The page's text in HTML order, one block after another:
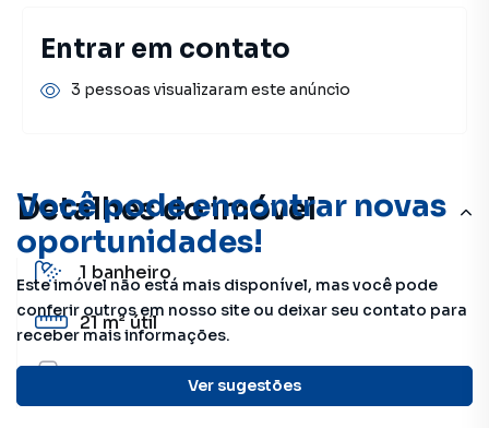
Você pode encontrar novas
oportunidades!
Este imóvel não está mais disponível, mas você pode
conferir outros em nosso site ou deixar seu contato para
receber mais informações.
Ver sugestões
Detalhes do imóvel
1 banheiro
21 m²útil
Semvagas
Entrar em contato
3 pessoas visualizaram este anúncio